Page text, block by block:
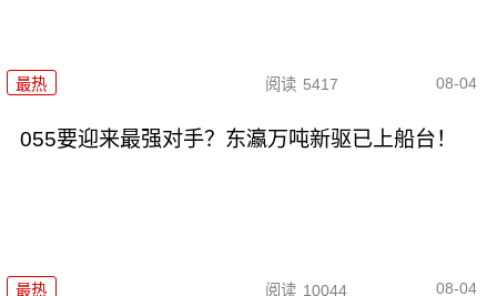
最热 阅读 5417 08-04
055要迎来最强对手？东瀛万吨新驱已上船台！
最热 阅读 10044 08-04